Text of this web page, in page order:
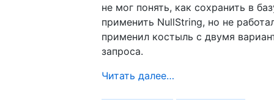
не мог понять, как сохранить в
применить NullString, но не
применил костыль с двумя
запроса.
Читать далее…